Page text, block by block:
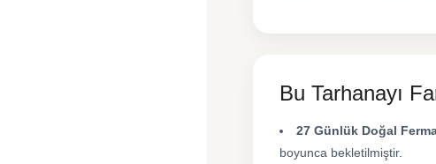
Bu Tarhanayı
27 Günlük Doğal
boyunca bekletilmiştir.